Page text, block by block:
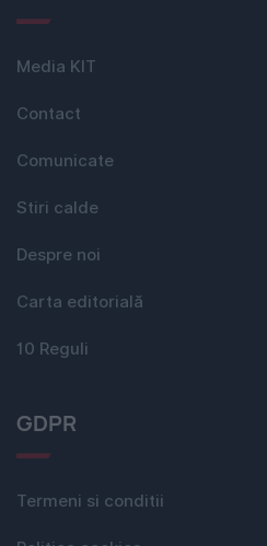
Media KIT
Contact
Comunicate
Stiri calde
Despre noi
Carta editorială
10 Reguli
GDPR
Termeni si conditii